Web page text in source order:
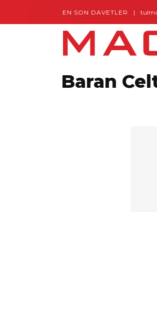
EN SON DAVETLER
Gaziantep’te Unutulmaz
Baran